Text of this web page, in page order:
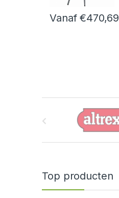
Vanaf €470,69
Top producten